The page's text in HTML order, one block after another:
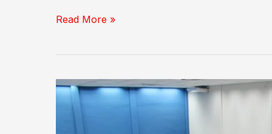
Empreendedorismo
Guia
Definitivo
para
Mulheres
Read More »